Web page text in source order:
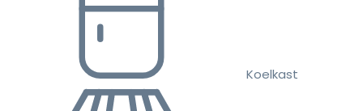
Koelkast